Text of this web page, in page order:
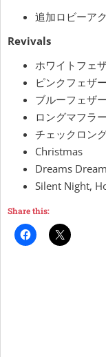
追加ロビーア
Revivals
ホワイトフェ
ピンクフェザ
ブルーフェザ
ロングマフラ
チェックロン
Christmas
Dreams
Silent Night,
Share this: